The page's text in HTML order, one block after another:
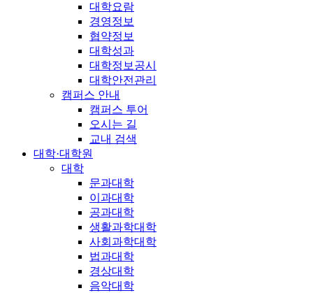
대학요람
경영정보
협약정보
대학성과
대학정보공시
대학안전관리
캠퍼스 안내
캠퍼스 투어
오시는 길
교내 검색
대학·대학원
대학
문과대학
이과대학
공과대학
생활과학대학
사회과학대학
법과대학
경상대학
음악대학